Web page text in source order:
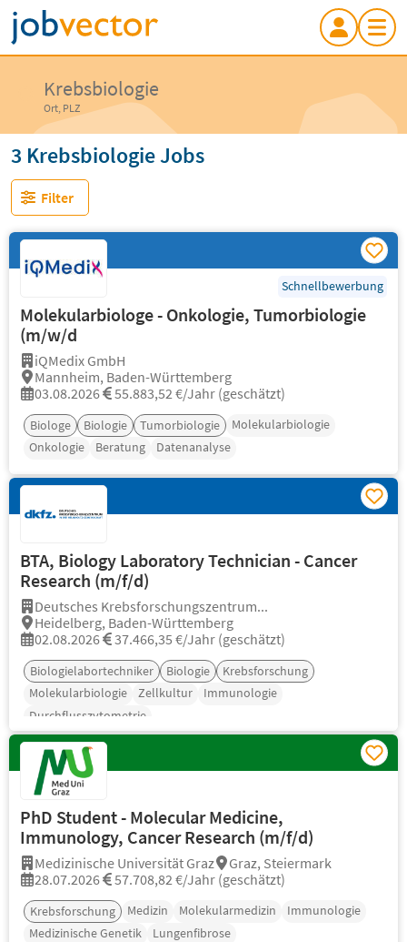
Krebsbiologie
Ort, PLZ
3 Krebsbiologie Jobs
Filter
Schnellbewerbung
Molekularbiologe - Onkologie, Tumorbiologie
(m/w/d
iQMedix GmbH
Mannheim, Baden-Württemberg
03.08.2026
55.883,52 €/Jahr (geschätzt)
Biologe Biologie Tumorbiologie
Molekularbiologie
Onkologie
Beratung Datenanalyse
BTA, Biology Laboratory Technician - Cancer
Research (m/f/d)
Deutsches Krebsforschungszentrum...
Heidelberg, Baden-Württemberg
02.08.2026
37.466,35 €/Jahr (geschätzt)
Biologielabortechniker Biologie
Krebsforschung
Molekularbiologie
Zellkultur
Immunologie
Durchflusszytometrie
PhD Student - Molecular Medicine,
Immunology, Cancer Research (m/f/d)
Medizinische Universität Graz
Graz, Steiermark
28.07.2026
57.708,82 €/Jahr (geschätzt)
Krebsforschung Medizin Molekularmedizin
Immunologie
Medizinische Genetik
Lungenfibrose